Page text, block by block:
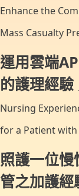
Enhance the
Mass Casualty
運用雲端
的護理經驗
Nursing
for a Patient
照護一位
管之加護經